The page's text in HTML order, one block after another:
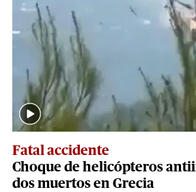
Fatal accidente
Choque de helicópteros
dos muertos en Grecia